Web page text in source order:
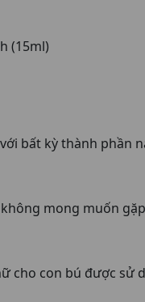
(15ml)
bất kỳ thành phần
mong muốn
cho con bú được sử